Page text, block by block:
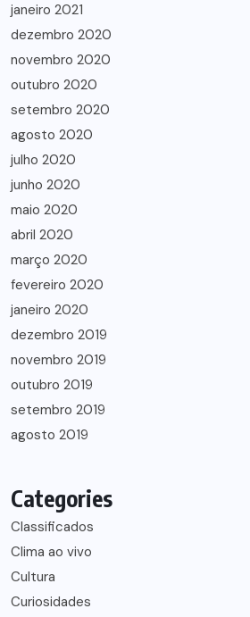
janeiro 2021
dezembro 2020
novembro 2020
outubro 2020
setembro 2020
agosto 2020
julho 2020
junho 2020
maio 2020
abril 2020
março 2020
fevereiro 2020
janeiro 2020
dezembro 2019
novembro 2019
outubro 2019
setembro 2019
agosto 2019
Categories
Classificados
Clima ao vivo
Cultura
Curiosidades